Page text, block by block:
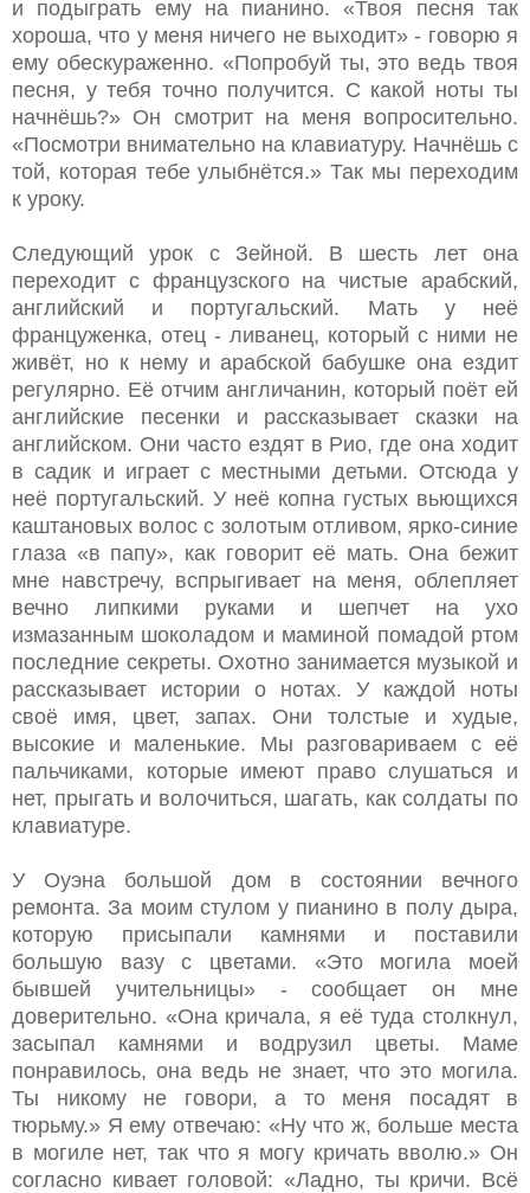
и подыграть ему на пианино. «Твоя песня так
хороша, что у меня ничего не выходит» - говорю я
ему обескураженно. «Попробуй ты, это ведь твоя
песня, у тебя точно получится. С какой ноты ты
начнёшь?» Он смотрит на меня вопросительно.
«Посмотри внимательно на клавиатуру. Начнёшь с
той, которая тебе улыбнётся.» Так мы переходим
к уроку.
Следующий урок с Зейной. В шесть лет она
переходит с французского на чистые арабский,
английский и португальский. Мать у неё
француженка, отец - ливанец, который с ними не
живёт, но к нему и арабской бабушке она ездит
регулярно. Её отчим англичанин, который поёт ей
английские песенки и рассказывает сказки на
английском. Они часто ездят в Рио, где она ходит
в садик и играет с местными детьми. Отсюда у
неё португальский. У неё копна густых вьющихся
каштановых волос с золотым отливом, ярко-синие
глаза «в папу», как говорит её мать. Она бежит
мне навстречу, вспрыгивает на меня, облепляет
вечно липкими руками и шепчет на ухо
измазанным шоколадом и маминой помадой ртом
последние секреты. Охотно занимается музыкой и
рассказывает истории о нотах. У каждой ноты
своё имя, цвет, запах. Они толстые и худые,
высокие и маленькие. Мы разговариваем с её
пальчиками, которые имеют право слушаться и
нет, прыгать и волочиться, шагать, как солдаты по
клавиатуре.
У Оуэна большой дом в состоянии вечного
ремонта. За моим стулом у пианино в полу дыра,
которую присыпали камнями и поставили
большую вазу с цветами. «Это могила моей
бывшей учительницы» - сообщает он мне
доверительно. «Она кричала, я её туда столкнул,
засыпал камнями и водрузил цветы. Маме
понравилось, она ведь не знает, что это могила.
Ты никому не говори, а то меня посадят в
тюрьму.» Я ему отвечаю: «Ну что ж, больше места
в могиле нет, так что я могу кричать вволю.» Он
согласно кивает головой: «Ладно, ты кричи. Всё